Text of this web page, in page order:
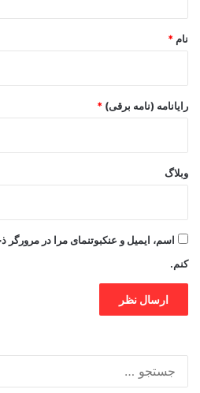
نام *
رایانامه (نامه برقی) *
وبلاگ
اسم، ایمیل و عنکبوتنمای مرا در مرورگر
کنم.